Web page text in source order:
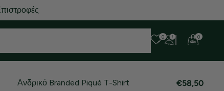
0 0
Ανδρικό Branded Piqué T-Shirt €58,50